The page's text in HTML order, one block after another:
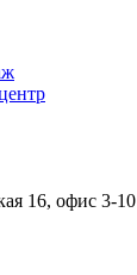
16, офис 3-10